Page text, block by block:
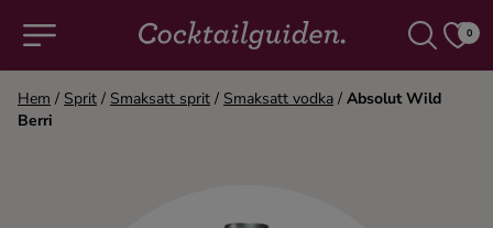
0
Hem / Sprit / Smaksatt sprit / Smaksatt vodka / Absolut Wild
Berri